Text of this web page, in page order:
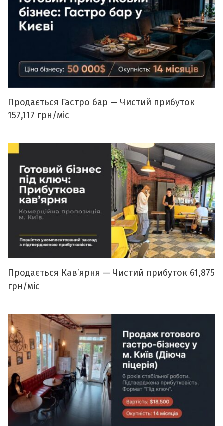
Продається Гастро бар — Чистий прибуток
157,117 грн/міс
Продається Кавʼярня — Чистий прибуток 61,875
грн/міс